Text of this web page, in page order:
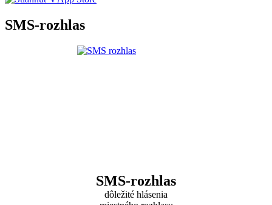
SMS-rozhlas
SMS-rozhlas
dôležité hlásenia